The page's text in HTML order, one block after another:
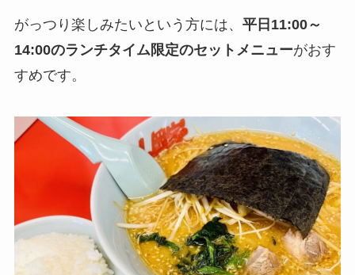
がっつり楽しみたいという方には、 平日11:00～
14:00のランチタイム限定のセットメニューがおす
すめです。